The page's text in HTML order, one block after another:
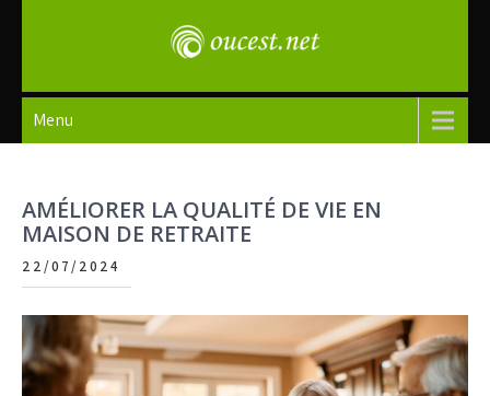
oucest
Menu
AMÉLIORER LA QUALITÉ DE VIE EN
MAISON DE RETRAITE
22/07/2024